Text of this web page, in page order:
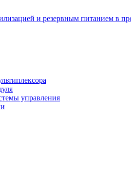
и резервным питанием в
управления